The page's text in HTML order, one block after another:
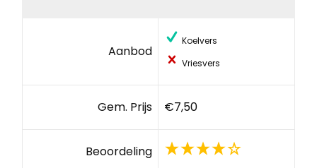
Aanbod
Koelvers
Vriesvers
Gem. Prijs €7,50
Beoordeling